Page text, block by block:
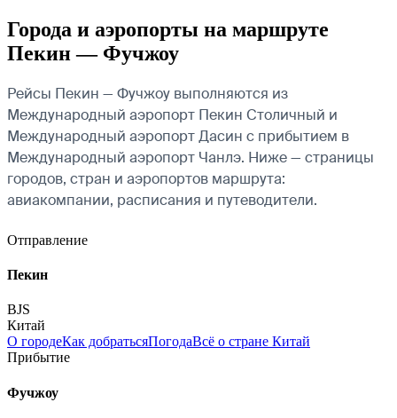
Города и аэропорты на маршруте
Пекин — Фучжоу
Рейсы Пекин — Фучжоу выполняются из
Международный аэропорт Пекин Столичный и
Международный аэропорт Дасин с прибытием в
Международный аэропорт Чанлэ. Ниже — страницы
городов, стран и аэропортов маршрута:
авиакомпании, расписания и путеводители.
Отправление
Пекин
BJS
Китай
О городеКак добратьсяПогодаВсё о стране Китай
Прибытие
Фучжоу